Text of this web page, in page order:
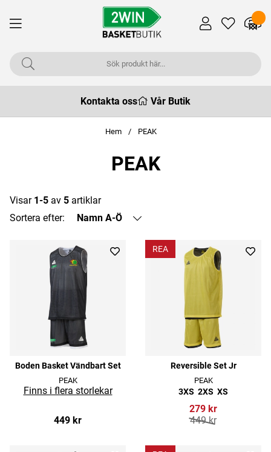
Kontakta oss Vår Butik
Hem PEAK
PEAK
Visar 1-5 av 5 artiklar
Sortera efter:
Namn A-Ö
Boden Basket Vändbart Set
PEAK
449 kr
REA
Reversible Set Jr
PEAK
3XS 2XS XS
279 kr
449 kr